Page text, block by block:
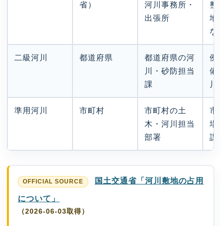
省）
河川事務所・
出張所
整
地
な
二級河川 都道府県
都道府県の河
川・砂防担当
課
例
備
川
準用河川 市町村
市町村の土
木・河川担当
部署
市
場
課
国土交通省「河川敷地の占用
について」
（2026-06-03取得）